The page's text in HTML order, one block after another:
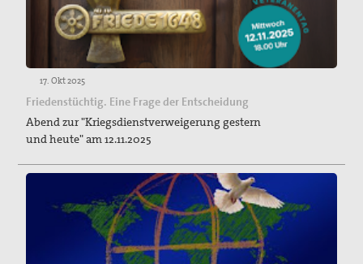
17. Okt 2025
Friedenstüchtig. Eine Frage der Entscheidung
Abend zur "Kriegsdienstverweigerung gestern
und heute" am 12.11.2025